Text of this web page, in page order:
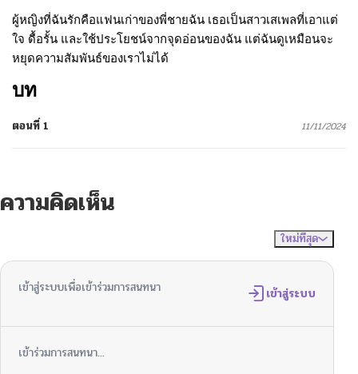
ผู้หญิงที่ฉันรักคือแฟนเก่าของพี่ชายฉัน เธอเป็นสาวเสเพลที่เอาแต่
ใจ ดื้อรั้น และใช้ประโยชน์จากจุดอ่อนของฉัน แต่ฉันดูเหมือนจะ
หยุดความสัมพันธ์ของเราไม่ได้
บท
ตอนที่ 1 11/11/2024
ความคิดเห็น
ใหม่ที่สุด
เข้าสู่ระบบเพื่อเข้าร่วมการสนทนา เข้าสู่ระบบ
เข้าร่วมการสนทนา...